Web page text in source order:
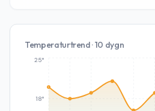
Temperaturtrend · 10 dygn
18°
25°